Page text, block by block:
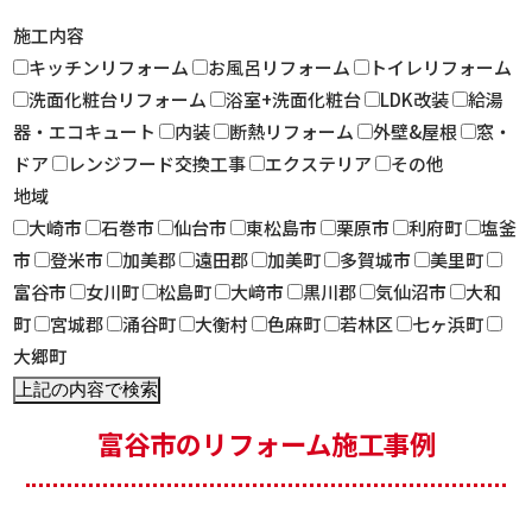
施工内容
キッチンリフォーム
お風呂リフォーム
トイレリフォーム
洗面化粧台リフォーム
浴室+洗面化粧台 LDK改装
給湯
器・エコキュート
内装 断熱リフォーム 外壁&屋根
窓・
ドア
レンジフード交換工事 エクステリア
その他
地域
大崎市
石巻市 仙台市 東松島市 栗原市 利府町
塩釜
市
登米市 加美郡 遠田郡 加美町 多賀城市
美里町
富谷市
女川町 松島町 大﨑市 黒川郡 気仙沼市
大和
町
宮城郡 涌谷町 大衡村 色麻町 若林区
七ヶ浜町
大郷町
富谷市のリフォーム施工事例